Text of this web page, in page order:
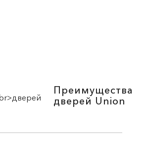
Преимущества
дверей Union